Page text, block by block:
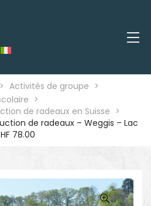
> Activités de groupe >
>
de radeaux en Suisse >
de radeaux – Weggis – Lac
78.00